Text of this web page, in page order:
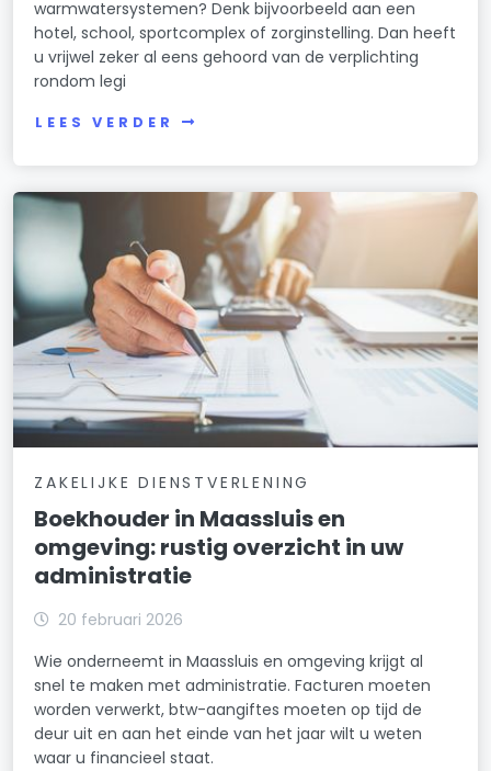
warmwatersystemen? Denk bijvoorbeeld aan een
hotel, school, sportcomplex of zorginstelling. Dan heeft
u vrijwel zeker al eens gehoord van de verplichting
rondom legi
LEES VERDER
ZAKELIJKE DIENSTVERLENING
Boekhouder in Maassluis en
omgeving: rustig overzicht in uw
administratie
20 februari 2026
Wie onderneemt in Maassluis en omgeving krijgt al
snel te maken met administratie. Facturen moeten
worden verwerkt, btw-aangiftes moeten op tijd de
deur uit en aan het einde van het jaar wilt u weten
waar u financieel staat.